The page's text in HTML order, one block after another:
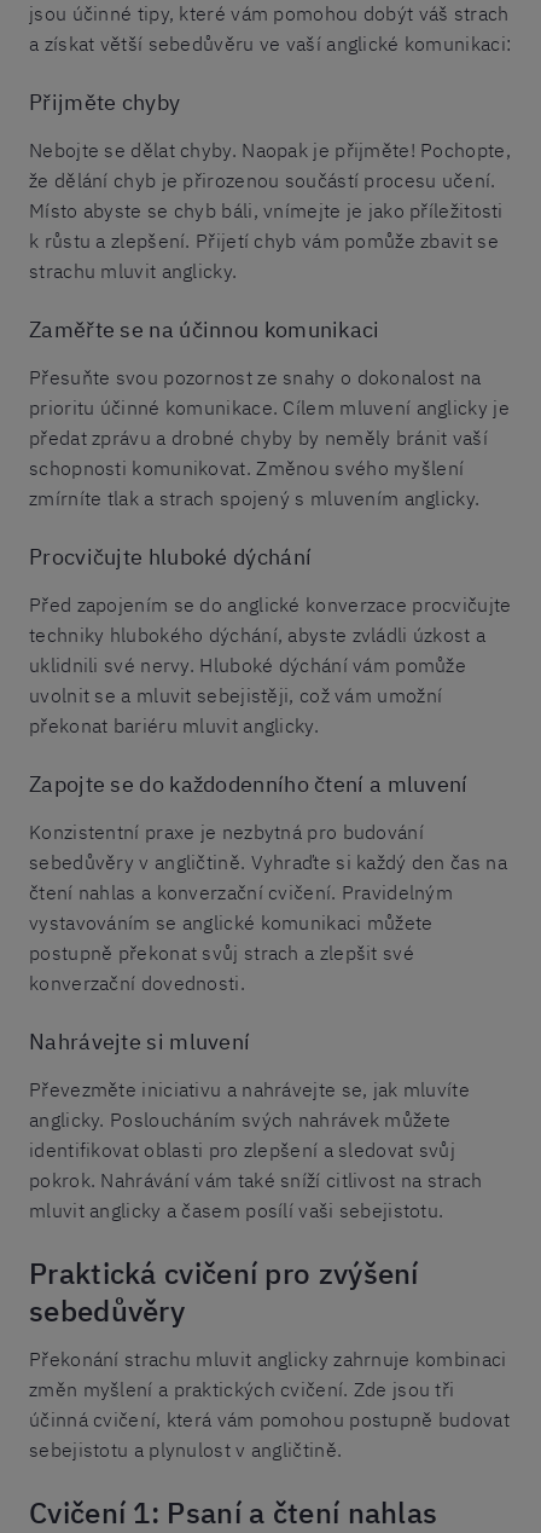
jsou účinné tipy, které vám pomohou dobýt váš strach
a získat větší sebedůvěru ve vaší anglické komunikaci:
Přijměte chyby
Nebojte se dělat chyby. Naopak je přijměte! Pochopte,
že dělání chyb je přirozenou součástí procesu učení.
Místo abyste se chyb báli, vnímejte je jako příležitosti
k růstu a zlepšení. Přijetí chyb vám pomůže zbavit se
strachu mluvit anglicky.
Zaměřte se na účinnou komunikaci
Přesuňte svou pozornost ze snahy o dokonalost na
prioritu účinné komunikace. Cílem mluvení anglicky je
předat zprávu a drobné chyby by neměly bránit vaší
schopnosti komunikovat. Změnou svého myšlení
zmírníte tlak a strach spojený s mluvením anglicky.
Procvičujte hluboké dýchání
Před zapojením se do anglické konverzace procvičujte
techniky hlubokého dýchání, abyste zvládli úzkost a
uklidnili své nervy. Hluboké dýchání vám pomůže
uvolnit se a mluvit sebejistěji, což vám umožní
překonat bariéru mluvit anglicky.
Zapojte se do každodenního čtení a mluvení
Konzistentní praxe je nezbytná pro budování
sebedůvěry v angličtině. Vyhraďte si každý den čas na
čtení nahlas a konverzační cvičení. Pravidelným
vystavováním se anglické komunikaci můžete
postupně překonat svůj strach a zlepšit své
konverzační dovednosti.
Nahrávejte si mluvení
Převezměte iniciativu a nahrávejte se, jak mluvíte
anglicky. Posloucháním svých nahrávek můžete
identifikovat oblasti pro zlepšení a sledovat svůj
pokrok. Nahrávání vám také sníží citlivost na strach
mluvit anglicky a časem posílí vaši sebejistotu.
Praktická cvičení pro zvýšení
sebedůvěry
Překonání strachu mluvit anglicky zahrnuje kombinaci
změn myšlení a praktických cvičení. Zde jsou tři
účinná cvičení, která vám pomohou postupně budovat
sebejistotu a plynulost v angličtině.
Cvičení 1: Psaní a čtení nahlas